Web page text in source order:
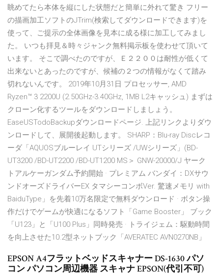
眺めてたら本体を縦にした状態だと簡単に外れて驚き フリー
の描画加工ソフトのJTrim(検索してダウンロードできます)を
使って、ご提示の全体画像を見本に成る様に加工してみまし
た。 いつも拝見＆時々ジャンク無料掲示板を使わせて頂いて
います。 そこで調べたのですが、Ｅ２２００は耐性が低くて
出来ないとあったのですが、候補の２つの情報がなくて踏み
切れないんです。 2019年10月31日 プロセッサー, AMD
Ryzen™ 3 2200U (2.50GHz-3.40GHz, 1MB L2キャッシュ) まずは
クローン化するツールをダウンロードしましょう。
EaseUSTodoBackupダウンロードページ. 上記リンクよりダウ
ンロードして、展開後起動します。 SHARP：Blu-ray Discレコ
ーダ「AQUOSブルーレイ UTシリーズ /UWシリーズ」(BD-
UT3200 /BD-UT2200 /BD-UT1200 MS＞ GNW-20000/J ヤーク
トアルケーガンダム予約開始 · プレミアム バンダイ：DXサウ
ンドオーズドライバーEX タマシーコンボVer. 驚速メモリ with
BaiduType」を先着10万名限定で無料ダウンロード · ボタン操
作だけでゲームが快適になるソフト「Game Booster」 ブック
「U123」と「U100 Plus」同時発売 · トライジェム：駆動時間
を向上させた10.2型ネットブック「AVERATEC AVN0270NB」
EPSON A4フラットベッドスキャナー DS-1630 パソ
コン パソコン周辺機器 スキャナ EPSON(代引不可)